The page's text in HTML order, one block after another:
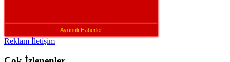
Ayrıntılı Haberler
Reklam İletişim